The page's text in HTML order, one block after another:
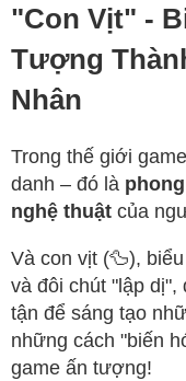
"Con Vịt" -
Tượng
Nhân
Trong thế giới
danh – đó là
nghệ thuật của
Và con vịt (🦆),
và đôi chút "lập
tận để sáng tạo
những cách "biến
game ấn tượng!